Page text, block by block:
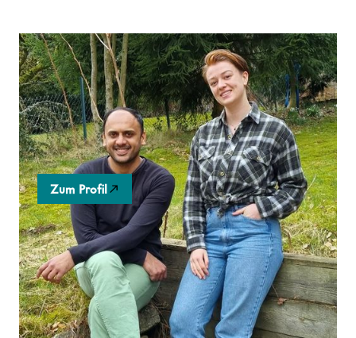
Asmi Ayurveda
Eine Lifestyle-Marke, die ayurvedisches Wissen mit
nordischem Design und nachhaltiger, integrativer
Produktion kombiniert.
Zum Profil